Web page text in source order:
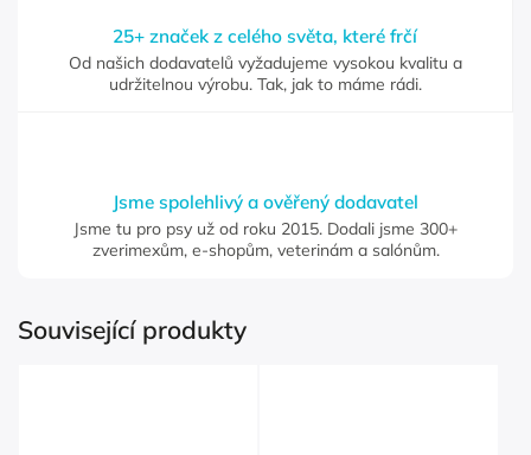
25+ značek z celého světa, které frčí
Od našich dodavatelů vyžadujeme vysokou kvalitu a
udržitelnou výrobu. Tak, jak to máme rádi.
Jsme spolehlivý a ověřený dodavatel
Jsme tu pro psy už od roku 2015. Dodali jsme 300+
zverimexům, e-shopům, veterinám a salónům.
Související produkty